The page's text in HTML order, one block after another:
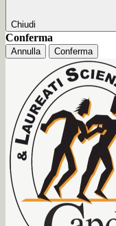
Chiudi
Conferma
Annulla Conferma